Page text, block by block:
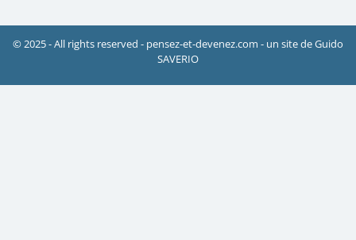
© 2025 - All rights reserved - pensez-et-devenez.com - un site de Guido
SAVERIO